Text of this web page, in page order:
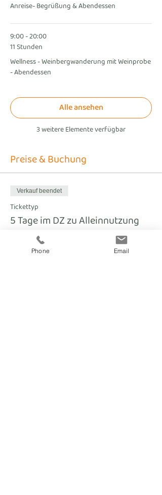
Anreise- Begrüßung & Abendessen
9:00 - 20:00
11 Stunden
Wellness - Weinbergwanderung mit Weinprobe
- Abendessen
3 weitere Elemente verfügbar
Alle ansehen
Preise & Buchung
Verkauf beendet
Tickettyp
5 Tage im DZ zu Alleinnutzung
€ 579,00
Phone Email